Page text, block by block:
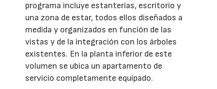
programa incluye estanterías, escritorio y
una zona de estar, todos ellos diseñados a
medida y organizados en función de las
vistas y de la integración con los árboles
existentes. En la planta inferior de este
volumen se ubica un apartamento de
servicio completamente equipado.